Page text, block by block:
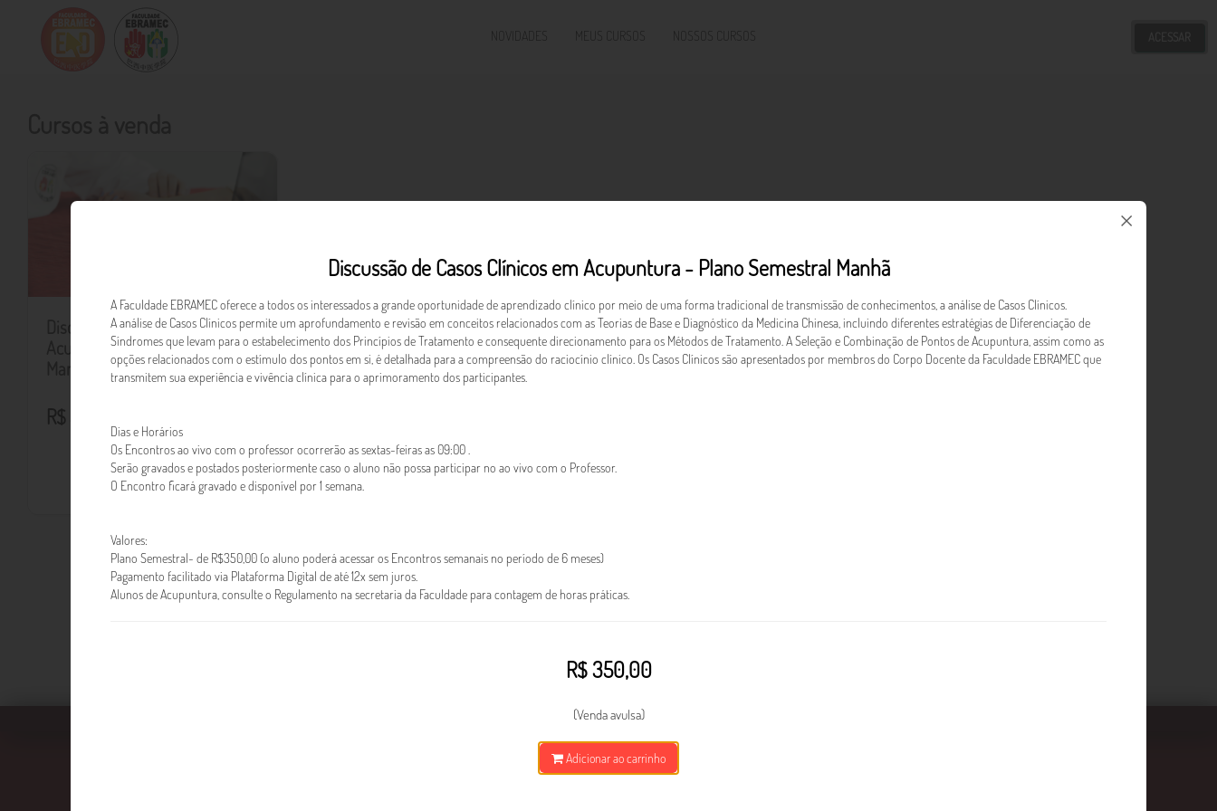
NOVIDADES MEUS CURSOS NOSSOS CURSOS
Discussão de Casos Clínicos em
Acupuntura - Plano Semestral
R$ 350,00
Discussão de Casos Clínicos em Acupuntura - Plano Semestral Manhã
A Faculdade EBRAMEC oferece a todos os interessados a grande oportunidade de aprendizado clínico por meio de uma forma tradicional de transmissão de conhecimentos, a análise de Casos Clínicos.
A análise de Casos Clínicos permite um aprofundamento e revisão em conceitos relacionados com as Teorias de Base e Diagnóstico da Medicina Chinesa, incluindo diferentes estratégias de Diferenciação de
Síndromes que levam para o estabelecimento dos Princípios de Tratamento e consequente direcionamento para os Métodos de Tratamento. A Seleção e Combinação de Pontos de Acupuntura, assim como as
opções relacionados com o estímulo dos pontos em si, é detalhada para a compreensão do raciocínio clínico. Os Casos Clínicos são apresentados por membros do Corpo Docente da Faculdade EBRAMEC que
transmitem sua experiência e vivência clínica para o aprimoramento dos participantes.
Dias e Horários
Os Encontros ao vivo com o professor ocorrerão as sextas-feiras as 09:00 .
Serão gravados e postados posteriormente caso o aluno não possa participar no ao vivo com o Professor.
O Encontro ficará gravado e disponível por 1 semana.
Valores:
Plano Semestral- de R$350,00 (o aluno poderá acessar os Encontros semanais no período de 6 meses)
Pagamento facilitado via Plataforma Digital de até 12x sem juros.
Alunos de Acupuntura, consulte o Regulamento na secretaria da Faculdade para contagem de horas práticas.
R$ 350,00
(Venda avulsa)
Adicionar ao carrinho